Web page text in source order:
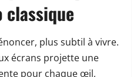
classique
plus subtil à vivre.
écrans projette une
pour chaque œil,